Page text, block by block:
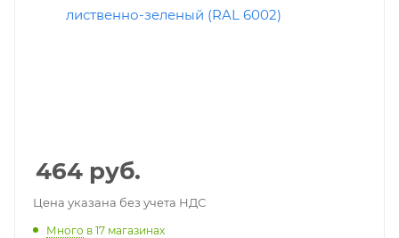
464 руб.
Цена указана без учета НДС
Много в 17 магазинах